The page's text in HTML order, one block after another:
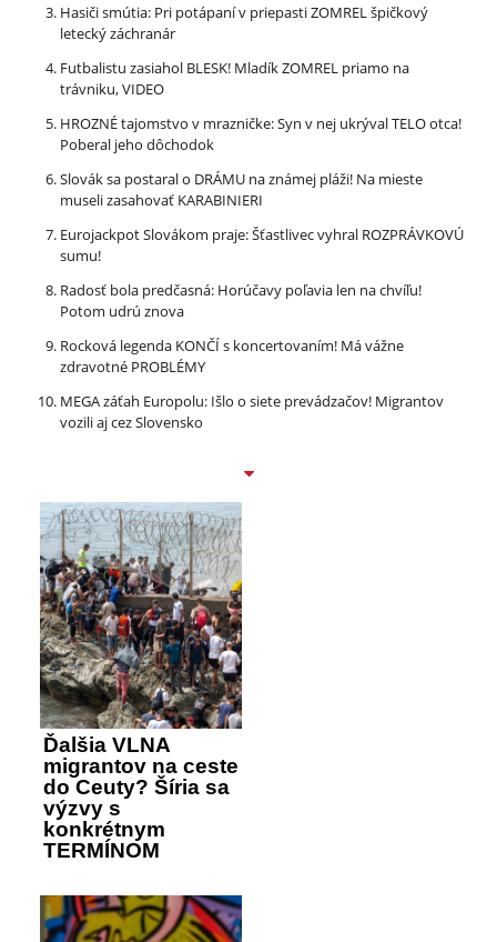
Hasiči smútia: Pri potápaní v priepasti ZOMREL špičkový
letecký záchranár
Futbalistu zasiahol BLESK! Mladík ZOMREL priamo na
trávniku, VIDEO
HROZNÉ tajomstvo v mrazničke: Syn v nej ukrýval TELO otca!
Poberal jeho dôchodok
Slovák sa postaral o DRÁMU na známej pláži! Na mieste
museli zasahovať KARABINIERI
Eurojackpot Slovákom praje: Šťastlivec vyhral ROZPRÁVKOVÚ
sumu!
Radosť bola predčasná: Horúčavy poľavia len na chvíľu!
Potom udrú znova
Rocková legenda KONČÍ s koncertovaním! Má vážne
zdravotné PROBLÉMY
MEGA záťah Europolu: Išlo o siete prevádzačov! Migrantov
vozili aj cez Slovensko
Ďalšia VLNA
migrantov na ceste
do Ceuty? Šíria sa
výzvy s
konkrétnym
TERMÍNOM